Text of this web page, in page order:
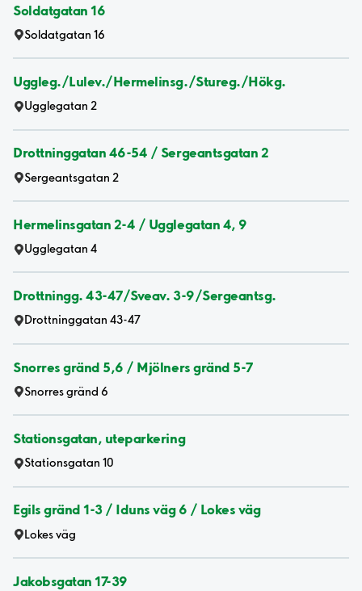
Soldatgatan 16
Soldatgatan 16
Uggleg./Lulev./Hermelinsg./Stureg./Hökg.
Ugglegatan 2
Drottninggatan 46-54 / Sergeantsgatan 2
Sergeantsgatan 2
Hermelinsgatan 2-4 / Ugglegatan 4, 9
Ugglegatan 4
Drottningg. 43-47/Sveav. 3-9/Sergeantsg.
Drottninggatan 43-47
Snorres gränd 5,6 / Mjölners gränd 5-7
Snorres gränd 6
Stationsgatan, uteparkering
Stationsgatan 10
Egils gränd 1-3 / Iduns väg 6 / Lokes väg
Lokes väg
Jakobsgatan 17-39